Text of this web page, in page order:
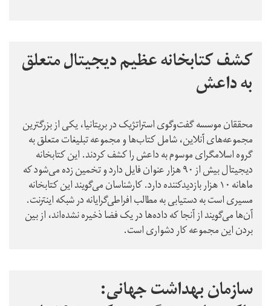
کشف کتابخانه عظیم دیجیتال متعلق
به داعش
محققان موسسه گفت‌وگوی استراتژیک در بریتانیا، یکی از بزرگترین
مجموعه‌های آنلاین، شامل کتاب‌ها و مجموعه تبلیغات متعلق به
گروه اسلامگرای موسوم به داعش را کشف کردند. این کتابخانه
دیجیتال بیش از ۹۰ هزار عنوان فایل دارد و تخمین زده می‌شود که
ماهانه ۱۰ هزار بازدیدکننده دارد. کارشناسان می‌گویند این کتابخانه
مسیری است به دستیابی به مطالب افراطی‌گرایانه در شبکه اینترنت.
آن‌ها می‌گویند از آنجا که داده‌ها در یک فضا ذخیره نشده‌اند، از بین
بردن این مجموعه کار دشواری است.
سازمان بهداشت جهانی:‌